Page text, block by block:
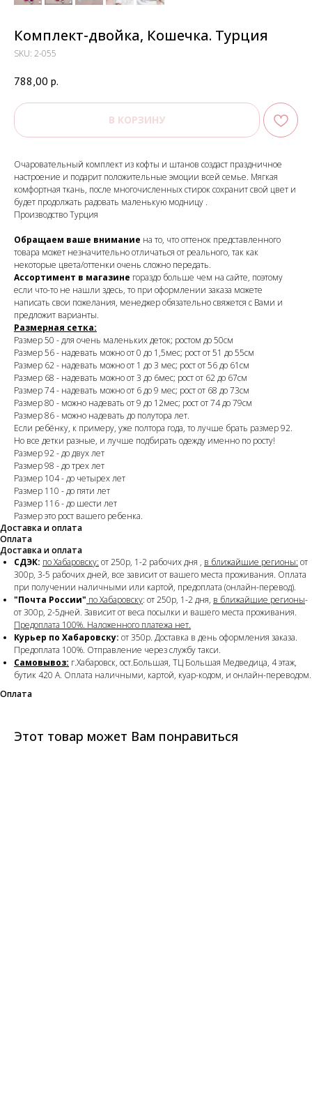
Комплект-двойка, Кошечка. Турция
SKU: 2-055
788,00 р.
В КОРЗИНУ
Очаровательный комплект из кофты и штанов создаст праздничное
настроение и подарит положительные эмоции всей семье. Мягкая
комфортная ткань, после многочисленных стирок сохранит свой цвет и
будет продолжать радовать маленькую модницу .
Производство Турция
Обращаем ваше внимание на то, что оттенок представленного
товара может незначительно отличаться от реального, так как
некоторые цвета/оттенки очень сложно передать.
Ассортимент в магазине гораздо больше чем на сайте, поэтому
если что-то не нашли здесь, то при оформлении заказа можете
написать свои пожелания, менеджер обязательно свяжется с Вами и
предложит варианты.
Размерная сетка:
Размер 50 - для очень маленьких деток; ростом до 50см
Размер 56 - надевать можно от 0 до 1,5мес; рост от 51 до 55см
Размер 62 - надевать можно от 1 до 3 мес; рост от 56 до 61см
Размер 68 - надевать можно от 3 до 6мес; рост от 62 до 67см
Размер 74 - надевать можно от 6 до 9 мес; рост от 68 до 73см
Размер 80 - можно надевать от 9 до 12мес; рост от 74 до 79см
Размер 86 - можно надевать до полутора лет.
Если ребёнку, к примеру, уже полтора года, то лучше брать размер 92.
Но все детки разные, и лучше подбирать одежду именно по росту!
Размер 92 - до двух лет
Размер 98 - до трех лет
Размер 104 - до четырех лет
Размер 110 - до пяти лет
Размер 116 - до шести лет
Размер это рост вашего ребенка.
Доставка и оплата
Оплата
Доставка и оплата
СДЭК: по Хабаровску: от 250р, 1-2 рабочих дня , в ближайшие регионы: от
300р, 3-5 рабочих дней, все зависит от вашего места проживания. Оплата
при получении наличными или картой, предоплата (онлайн-перевод).
"Почта России" по Хабаровску: от 250р, 1-2 дня, в ближайшие регионы-
от 300р, 2-5дней. Зависит от веса посылки и вашего места проживания.
Предоплата 100%. Наложенного платежа нет.
Курьер по Хабаровску: от 350р. Доставка в день оформления заказа.
Предоплата 100%. Отправление через службу такси.
Самовывоз: г.Хабаровск, ост.Большая, ТЦ Большая Медведица, 4 этаж,
бутик 420 А. Оплата наличными, картой, куар-кодом, и онлайн-переводом.
Оплата
Этот товар может Вам понравиться